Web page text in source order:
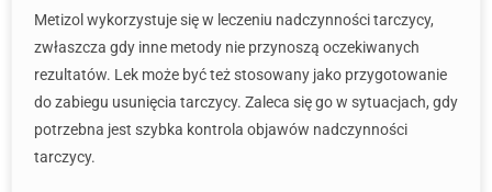
Metizol wykorzystuje się w leczeniu nadczynności tarczycy,
zwłaszcza gdy inne metody nie przynoszą oczekiwanych
rezultatów. Lek może być też stosowany jako przygotowanie
do zabiegu usunięcia tarczycy. Zaleca się go w sytuacjach, gdy
potrzebna jest szybka kontrola objawów nadczynności
tarczycy.